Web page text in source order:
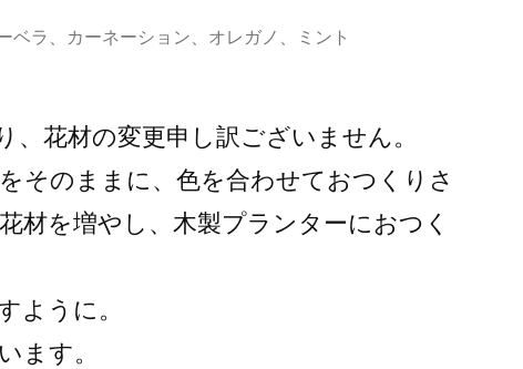
ベラ、カーネーション、オレガノ、ミント
、花材の変更申し訳ございません。
そのままに、色を合わせておつくりさ
材を増やし、木製プランターにおつく
ように。
ます。